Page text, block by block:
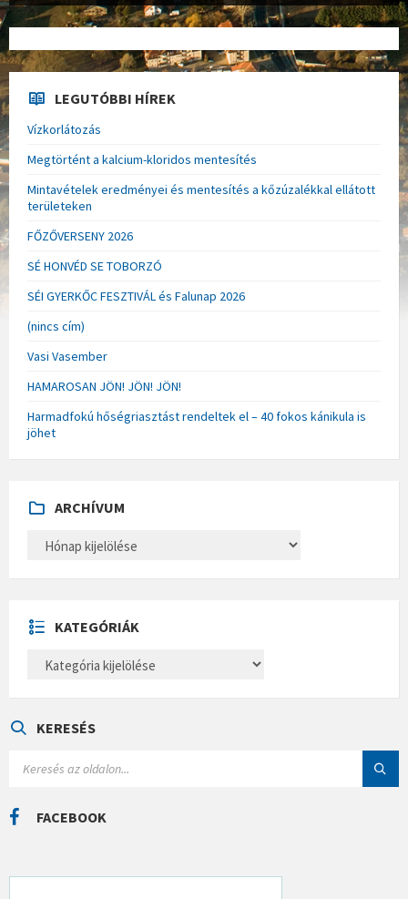
LEGUTÓBBI HÍREK
Vízkorlátozás
Megtörtént a kalcium-kloridos mentesítés
Mintavételek eredményei és mentesítés a kőzúzalékkal ellátott
területeken
FŐZŐVERSENY 2026
SÉ HONVÉD SE TOBORZÓ
SÉI GYERKŐC FESZTIVÁL és Falunap 2026
(nincs cím)
Vasi Vasember
HAMAROSAN JÖN! JÖN! JÖN!
Harmadfokú hőségriasztást rendeltek el – 40 fokos kánikula is
jöhet
ARCHÍVUM
H
U
M
KATEGÓRIÁK
E
Á
KERESÉS
C
H
FACEBOOK